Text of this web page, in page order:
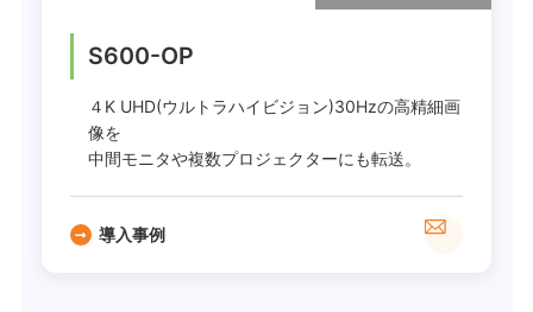
S600-OP
４K UHD(ウルトラハイビジョン)30Hzの高精細画
像を
中間モニタや複数プロジェクターにも転送。
導入事例